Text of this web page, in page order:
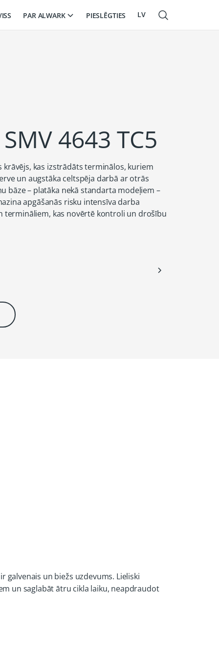
PAR ALWARK PIESLĒGTIES LV
4643 TC5
krāvējs, kas izstrādāts terminālos, kuriem
un augstāka celtspēja darbā ar otrās
bāze – platāka nekā standarta modeļiem –
apgāšanās risku intensīva darba
termināliem, kas novērtē kontroli un drošību
un biežs uzdevums. Lieliski
un saglabāt ātru cikla laiku, neapdraudot